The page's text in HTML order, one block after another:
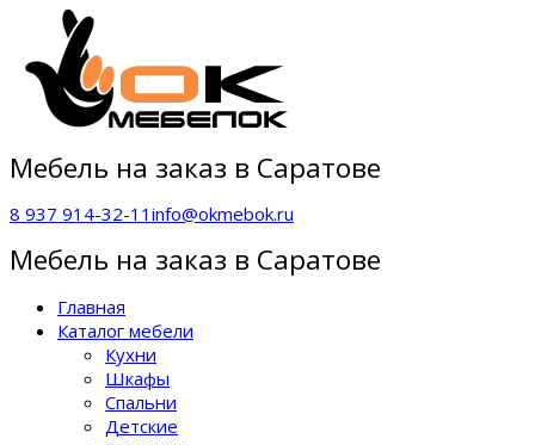
Мебель на заказ в Саратове
8 937 914-32-11 info@okmebok.ru
Мебель на заказ в Саратове
Главная
Каталог мебели
Кухни
Шкафы
Спальни
Детские